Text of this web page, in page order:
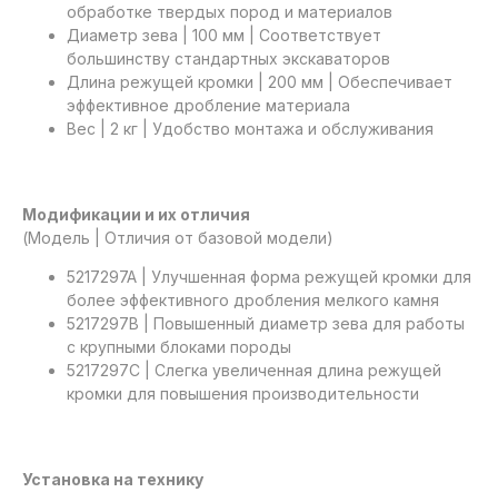
обработке твердых пород и материалов
Диаметр зева | 100 мм | Соответствует
большинству стандартных экскаваторов
Длина режущей кромки | 200 мм | Обеспечивает
эффективное дробление материала
Вес | 2 кг | Удобство монтажа и обслуживания
Модификации и их отличия
(Модель | Отличия от базовой модели)
5217297A | Улучшенная форма режущей кромки для
более эффективного дробления мелкого камня
5217297B | Повышенный диаметр зева для работы
с крупными блоками породы
5217297C | Слегка увеличенная длина режущей
кромки для повышения производительности
Установка на технику